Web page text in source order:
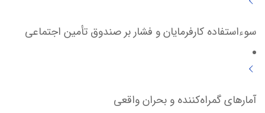
سوءاستفاده کارفرمایان و فشار بر صندوق تأمین اجتماعی
آمارهای گمراه‌کننده و بحران واقعی